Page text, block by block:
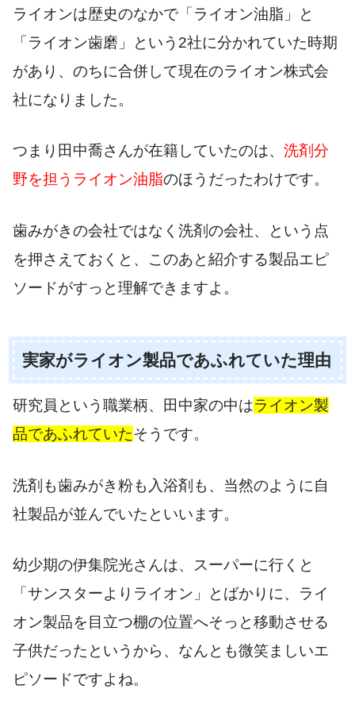
ライオンは歴史のなかで「ライオン油脂」と
「ライオン歯磨」という2社に分かれていた時期
があり、のちに合併して現在のライオン株式会
社になりました。
つまり田中喬さんが在籍していたのは、 洗剤分
野を担うライオン油脂のほうだったわけです。
歯みがきの会社ではなく洗剤の会社、という点
を押さえておくと、このあと紹介する製品エピ
ソードがすっと理解できますよ。
実家がライオン製品であふれていた理由
研究員という職業柄、田中家の中はライオン製
品であふれていたそうです。
洗剤も歯みがき粉も入浴剤も、当然のように自
社製品が並んでいたといいます。
幼少期の伊集院光さんは、スーパーに行くと
「サンスターよりライオン」とばかりに、ライ
オン製品を目立つ棚の位置へそっと移動させる
子供だったというから、なんとも微笑ましいエ
ピソードですよね。